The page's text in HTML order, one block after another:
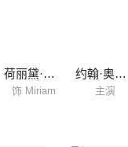
荷丽黛·格兰杰
饰 Miriam
约翰·奥提兹
主演